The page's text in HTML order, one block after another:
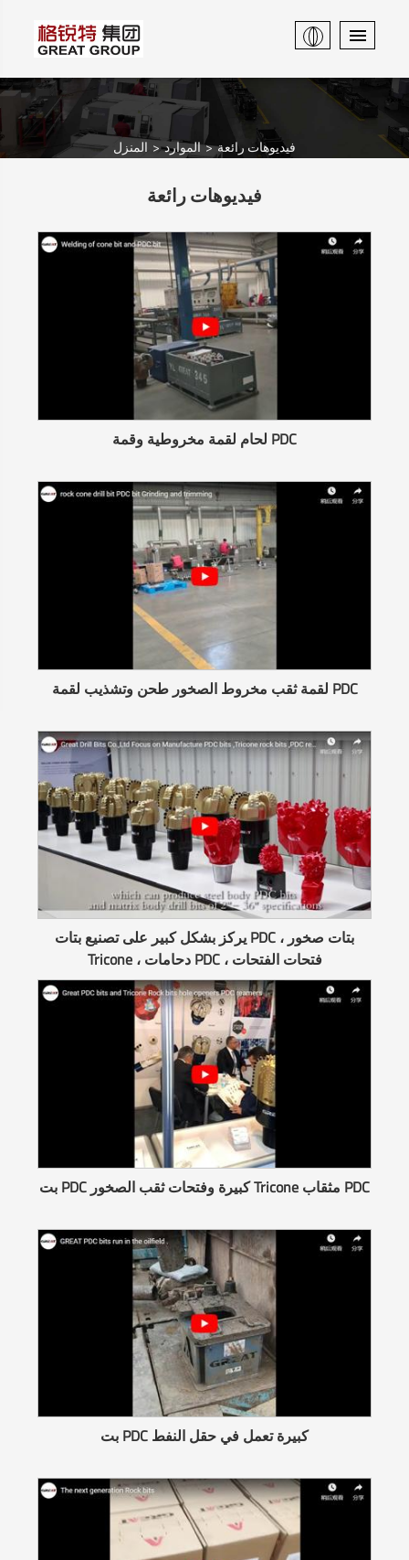
المنزل الموارد فيديوهات رائعة
فيديوهات رائعة
لحام لقمة مخروطية وقمة PDC
لقمة ثقب مخروط الصخور طحن وتشذيب لقمة PDC
يركز بشكل كبير على تصنيع بتات PDC ، بتات صخور
Tricone ، دحامات PDC ، فتحات الفتحات
بت PDC كبيرة وفتحات ثقب الصخور Tricone مثقاب PDC
بت PDC كبيرة تعمل في حقل النفط